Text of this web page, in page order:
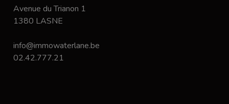
Avenue du Trianon 1
1380 LASNE
info@immowaterlane.be
02.42.777.21